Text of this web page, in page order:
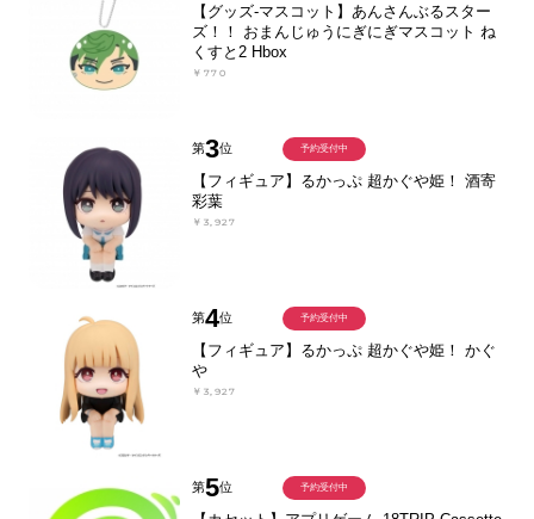
【グッズ-マスコット】あんさんぶるスター
ズ！！ おまんじゅうにぎにぎマスコット ね
くすと2 Hbox
￥770
第3位
【フィギュア】るかっぷ 超かぐや姫！ 酒寄
彩葉
￥3,927
予約受付中
第4位
【フィギュア】るかっぷ 超かぐや姫！ かぐ
や
￥3,927
予約受付中
第5位 予約受付中